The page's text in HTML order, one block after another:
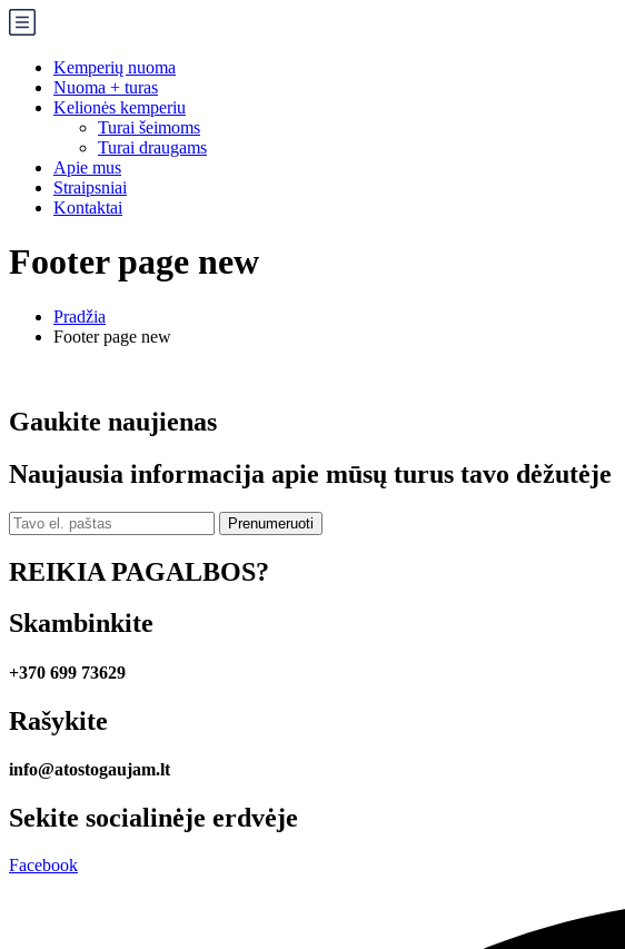
Kemperių nuoma
Nuoma + turas
Kelionės kemperiu
Turai šeimoms
Turai draugams
Apie mus
Straipsniai
Kontaktai
Footer page new
Pradžia
Footer page new
Gaukite naujienas
Naujausia informacija apie mūsų turus tavo dėžutėje
REIKIA PAGALBOS?
Skambinkite
+370 699 73629
Rašykite
info@atostogaujam.lt
Sekite socialinėje erdvėje
Facebook